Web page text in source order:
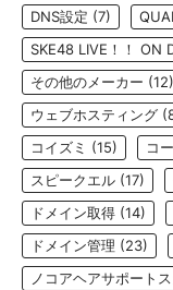
DNS設定 (7)
SKE48 LIVE！！ ON
その他のメーカー (12)
ウェブホスティング
コイズミ (15) コ
スピークエル (17)
ドメイン取得 (14)
ドメイン管理 (23)
ノコアヘアサポート